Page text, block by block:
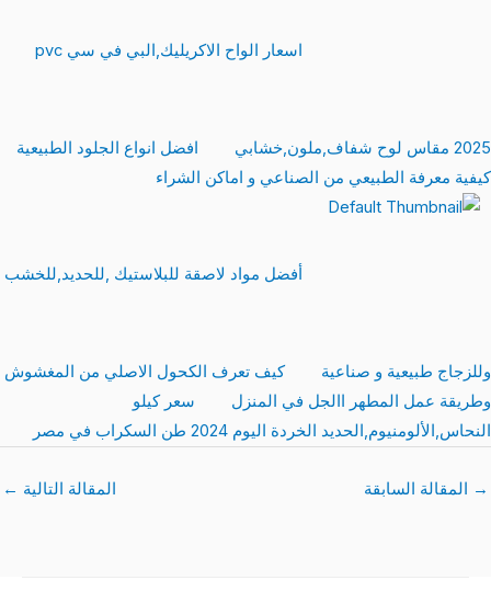
اسعار الواح الاكريليك,البي في سي pvc
2025 مقاس لوح شفاف,ملون,خشابي
افضل انواع الجلود الطبيعية
كيفية معرفة الطبيعي من الصناعي و اماكن الشراء
أفضل مواد لاصقة للبلاستيك ,للحديد,للخشب
وللزجاج طبيعية و صناعية
كيف تعرف الكحول الاصلي من المغشوش
وطريقة عمل المطهر االجل في المنزل
سعر كيلو
النحاس,الألومنيوم,الحديد الخردة اليوم 2024 طن السكراب في مصر
→ المقالة السابقة المقالة التالية ←